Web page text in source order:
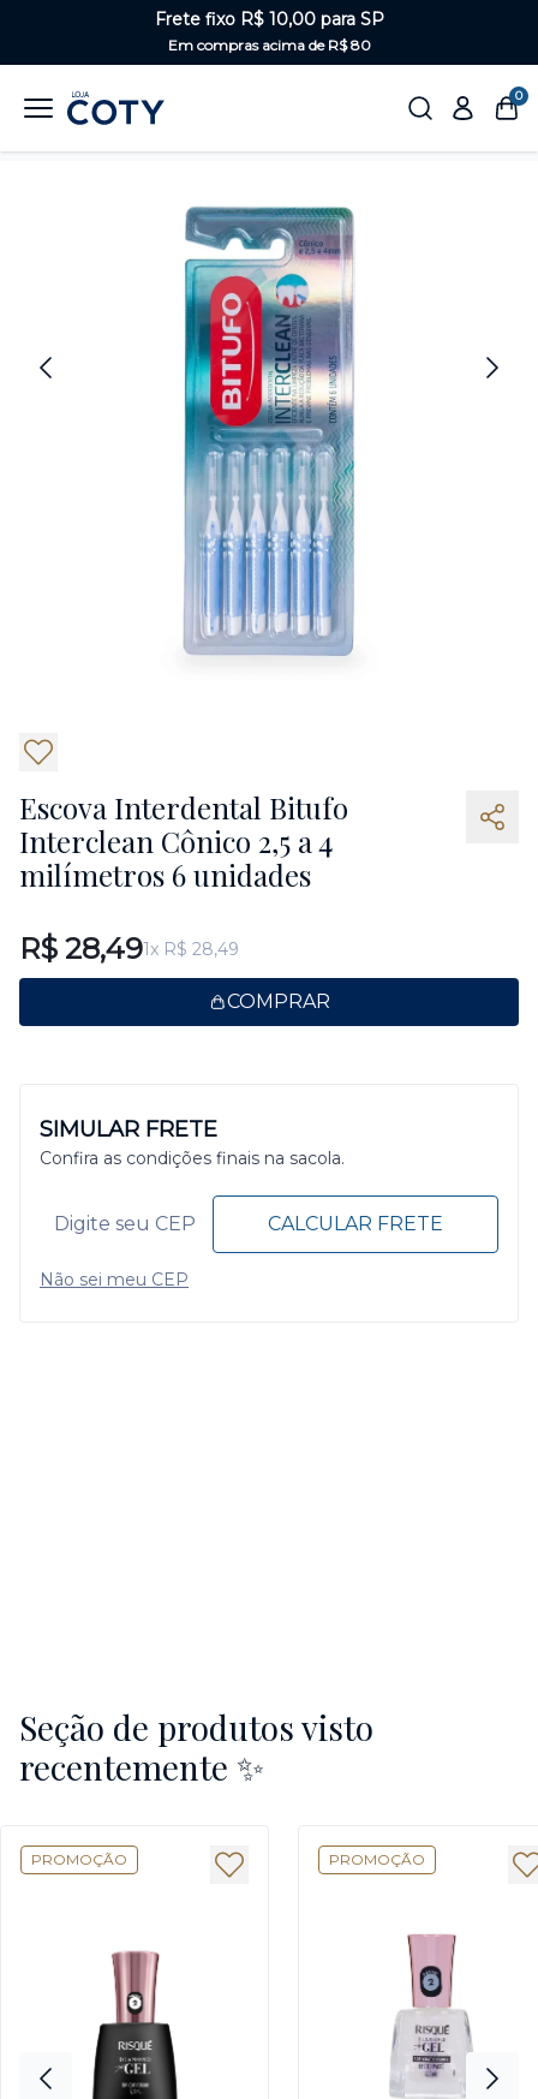
Frete fixo R$ 10,00 para SP
Em compras acima de R$ 80
0
Escova Interdental Bitufo
Interclean Cônico 2,5 a 4
milímetros 6 unidades
R$ 28,491x R$ 28,49
COMPRAR
SIMULAR FRETE
Confira as condições finais na sacola.
CALCULAR FRETE
Não sei meu CEP
Seção de produtos visto
recentemente ✨
PROMOÇÃO PROMOÇÃO